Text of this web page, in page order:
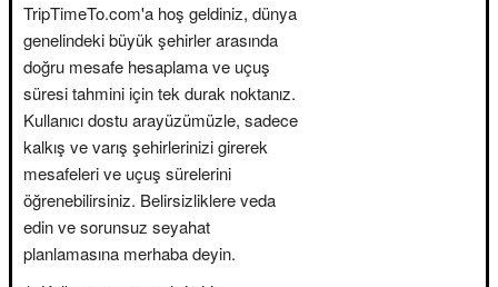
TripTimeTo.com'a hoş geldiniz, dünya
genelindeki büyük şehirler arasında
doğru mesafe hesaplama ve uçuş
süresi tahmini için tek durak noktanız.
Kullanıcı dostu arayüzümüzle, sadece
kalkış ve varış şehirlerinizi girerek
mesafeleri ve uçuş sürelerini
öğrenebilirsiniz. Belirsizliklere veda
edin ve sorunsuz seyahat
planlamasına merhaba deyin.